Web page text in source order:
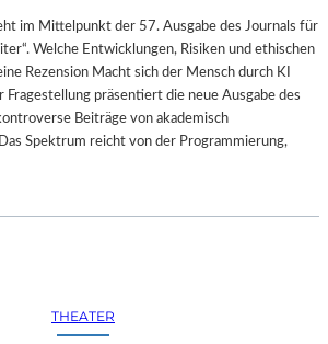
im Mittelpunkt der 57. Ausgabe des Journals für
Welche Entwicklungen, Risiken und ethischen
Rezension Macht sich der Mensch durch KI
präsentiert die neue Ausgabe des
Beiträge von akademisch
Spektrum reicht von der Programmierung,
THEATER